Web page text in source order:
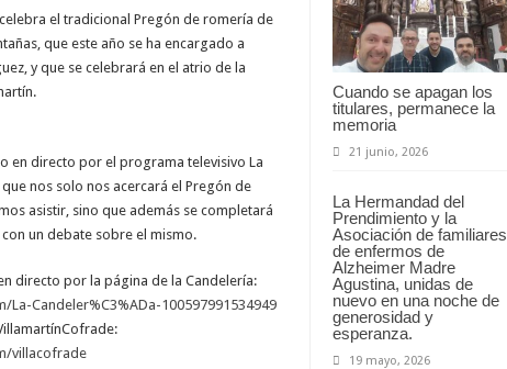
Cuando se apagan los
titulares, permanece la
memoria
21 junio, 2026
La Hermandad del
Prendimiento y la
Asociación de familiares
de enfermos de
Alzheimer Madre
Agustina, unidas de
nuevo en una noche de
generosidad y
esperanza.
19 mayo, 2026
el tradicional Pregón de romería de
que este año se ha encargado a
y que se celebrará en el atrio de la
en directo por el programa televisivo La
nos solo nos acercará el Pregón de
asistir, sino que además se completará
un debate sobre el mismo.
directo por la página de la Candelería:
Candeler%C3%ADa-100597991534949
villacofrade